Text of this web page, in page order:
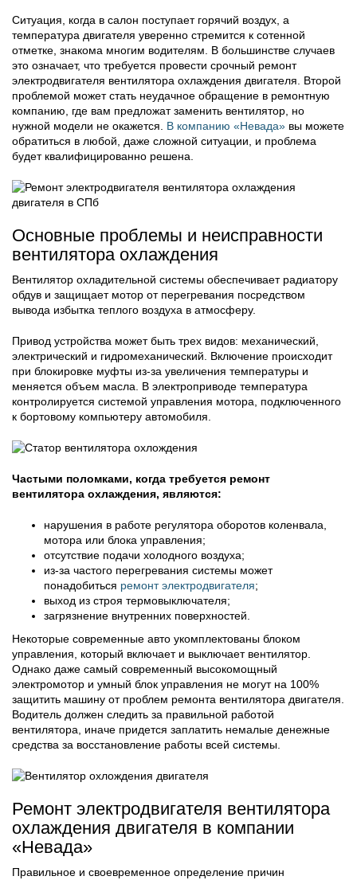
Ситуация, когда в салон поступает горячий воздух, а
температура двигателя уверенно стремится к сотенной
отметке, знакома многим водителям. В большинстве случаев
это означает, что требуется провести срочный ремонт
электродвигателя вентилятора охлаждения двигателя. Второй
проблемой может стать неудачное обращение в ремонтную
компанию, где вам предложат заменить вентилятор, но
нужной модели не окажется. В компанию «Невада» вы можете
обратиться в любой, даже сложной ситуации, и проблема
будет квалифицированно решена.
Основные проблемы и неисправности
вентилятора охлаждения
Вентилятор охладительной системы обеспечивает радиатору
обдув и защищает мотор от перегревания посредством
вывода избытка теплого воздуха в атмосферу.
Привод устройства может быть трех видов: механический,
электрический и гидромеханический. Включение происходит
при блокировке муфты из-за увеличения температуры и
меняется объем масла. В электроприводе температура
контролируется системой управления мотора, подключенного
к бортовому компьютеру автомобиля.
Частыми поломками, когда требуется ремонт
вентилятора охлаждения, являются:
нарушения в работе регулятора оборотов коленвала,
мотора или блока управления;
отсутствие подачи холодного воздуха;
из-за частого перегревания системы может
понадобиться ремонт электродвигателя;
выход из строя термовыключателя;
загрязнение внутренних поверхностей.
Некоторые современные авто укомплектованы блоком
управления, который включает и выключает вентилятор.
Однако даже самый современный высокомощный
электромотор и умный блок управления не могут на 100%
защитить машину от проблем ремонта вентилятора двигателя.
Водитель должен следить за правильной работой
вентилятора, иначе придется заплатить немалые денежные
средства за восстановление работы всей системы.
Ремонт электродвигателя вентилятора
охлаждения двигателя в компании
«Невада»
Правильное и своевременное определение причин